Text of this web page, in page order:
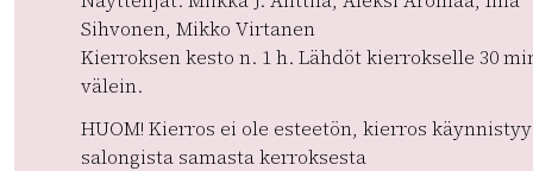
Sihvonen, Mikko Virtanen
Kierroksen kesto n. 1 h. Lähdöt kierrokselle 30
välein.
HUOM! Kierros ei ole esteetön, kierros käynnistyy
salongista samasta kerroksesta